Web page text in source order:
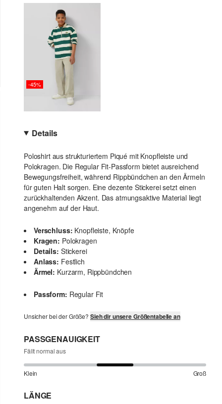
-45%
Details
Poloshirt aus strukturiertem Piqué mit Knopfleiste und
Polokragen. Die Regular Fit-Passform bietet ausreichend
Bewegungsfreiheit, während Rippbündchen an den Ärmeln
für guten Halt sorgen. Eine dezente Stickerei setzt einen
zurückhaltenden Akzent. Das atmungsaktive Material liegt
angenehm auf der Haut.
Verschluss: Knopfleiste, Knöpfe
Kragen: Polokragen
Details: Stickerei
Anlass: Festlich
Ärmel: Kurzarm, Rippbündchen
Passform: Regular Fit
Unsicher bei der Größe? Sieh dir unsere Größentabelle an
PASSGENAUIGKEIT
Fällt normal aus
Klein Groß
LÄNGE